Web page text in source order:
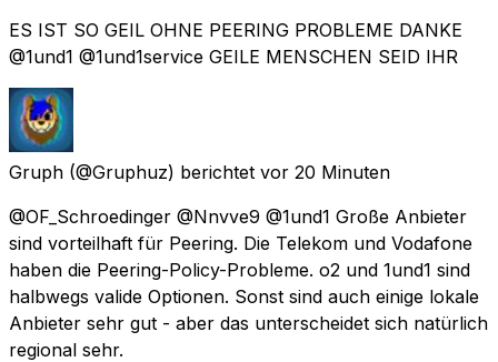
ES IST SO GEIL OHNE PEERING PROBLEME DANKE
@1und1 @1und1service GEILE MENSCHEN SEID IHR
Gruph (@Gruphuz) berichtet vor 20 Minuten
@OF_Schroedinger @Nnvve9 @1und1 Große Anbieter
sind vorteilhaft für Peering. Die Telekom und Vodafone
haben die Peering-Policy-Probleme. o2 und 1und1 sind
halbwegs valide Optionen. Sonst sind auch einige lokale
Anbieter sehr gut - aber das unterscheidet sich natürlich
regional sehr.